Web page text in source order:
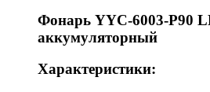
Фонарь YYC-6003-P90
аккумуляторный
Характеристики: